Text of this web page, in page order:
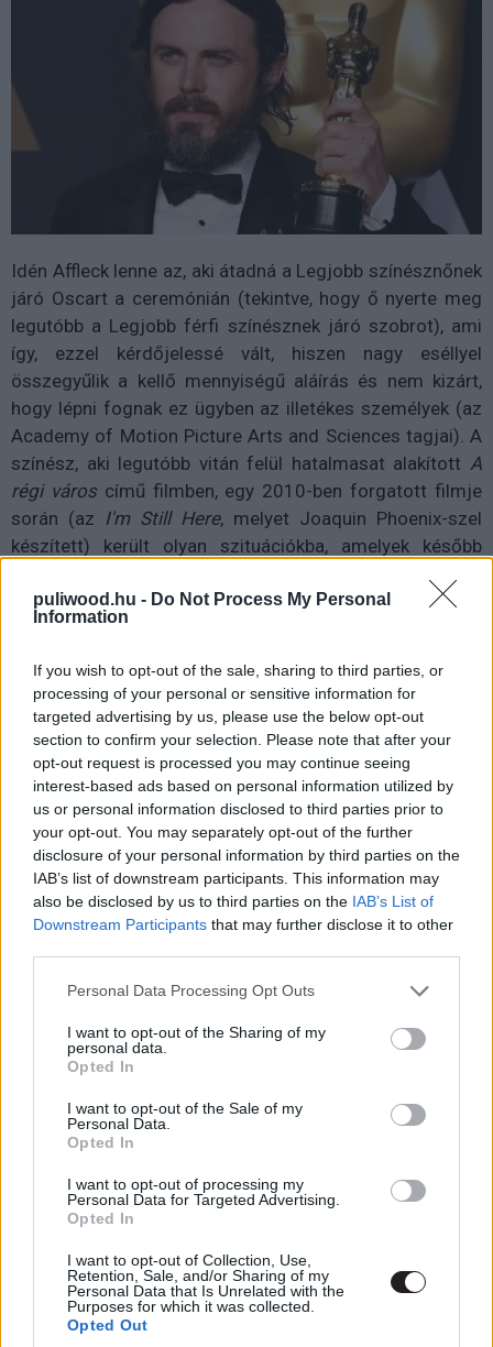
puliwood.hu - Do Not Process My Personal
Information
If you wish to opt-out of the sale, sharing to third parties, or
processing of your personal or sensitive information for
targeted advertising by us, please use the below opt-out
section to confirm your selection. Please note that after your
opt-out request is processed you may continue seeing
interest-based ads based on personal information utilized by
us or personal information disclosed to third parties prior to
your opt-out. You may separately opt-out of the further
disclosure of your personal information by third parties on the
IAB’s list of downstream participants. This information may
also be disclosed by us to third parties on the IAB’s List of
Downstream Participants that may further disclose it to other
Please note that this website/app uses one or more Google
not limited to your visit or usage behaviour. You may click to
grant or deny consent to Google and its third-party tags to
use your data for below specified purposes in below Google
consent section.
Personal Data Processing Opt Outs
I want to opt-out of the Sharing of my
personal data.
Opted In
I want to opt-out of the Sale of my
Personal Data.
Opted In
I want to opt-out of processing my
Personal Data for Targeted Advertising.
Opted In
I want to opt-out of Collection, Use,
Retention, Sale, and/or Sharing of my
Personal Data that Is Unrelated with the
Purposes for which it was collected.
Opted Out
Idén Affleck lenne az, aki átadná a Legjobb színésznőnek
járó Oscart a ceremónián (tekintve, hogy ő nyerte meg
legutóbb a Legjobb férfi színésznek járó szobrot), ami
így, ezzel kérdőjelessé vált, hiszen nagy eséllyel
összegyűlik a kellő mennyiségű aláírás és nem kizárt,
hogy lépni fognak ez ügyben az illetékes személyek (az
Academy of Motion Picture Arts and Sciences tagjai). A
színész, aki legutóbb vitán felül hatalmasat alakított A
régi városcímű filmben, egy 2010-ben forgatott filmje
során (az I'm Still Here, melyet Joaquin Phoenix-szel
készített) került olyan szituációkba, amelyek később
sorát küldte, követelve, hogy menjen fel a szobájába, egy
másikat pedig kizárt a szobájából, hogy Phoenix-szel
feltételezhetjük, hogy ennél cifrább dolgokat is művelt.
Bossert azért is tette meg ezeket a lépéseket, mert
újoncként szeretne egy olyan rendszer tagja lenni, amely
megvédi a tagjait nemtől, származástól függetlenül. A
petíciót magát ittnézhetitek meg.
Címkék: #casey affleck #oscar #akadémia
#joaquin
Tyrese Gibson sértődöttsége
miatt kimarad a Halálos
iramban 9-ből?
A Halálos iramban filmek humorheroldja, a